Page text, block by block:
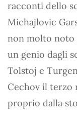
racconti dello
Michajlovic
non molto noto
un genio dagli
Tolstoj e
Cechov il terzo
proprio dalla